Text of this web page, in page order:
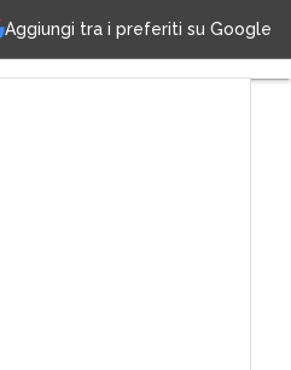
Aggiungi tra i preferiti su Google